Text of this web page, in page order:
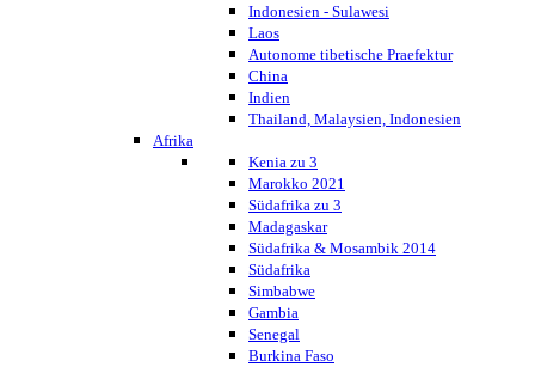
Indonesien - Sulawesi
Laos
Autonome tibetische Praefektur
China
Indien
Thailand, Malaysien, Indonesien
Afrika
Kenia zu 3
Marokko 2021
Südafrika zu 3
Madagaskar
Südafrika & Mosambik 2014
Südafrika
Simbabwe
Gambia
Senegal
Burkina Faso